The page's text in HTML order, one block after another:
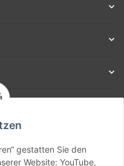
gestatten Sie den
Website: YouTube,